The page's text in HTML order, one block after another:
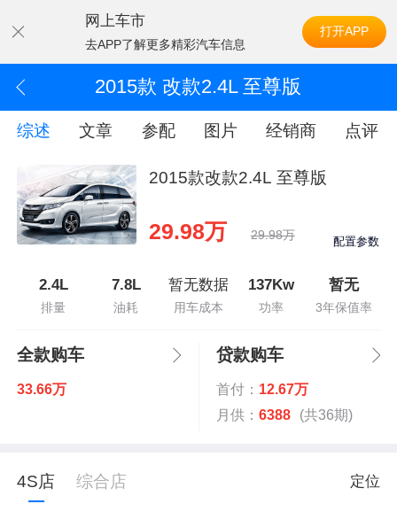
网上车市
去APP了解更多精彩汽车信息
打开APP
2015款 改款2.4L 至尊版
综述 文章 参配 图片 经销商 点评
2015款改款2.4L 至尊版
29.98万 29.98万 配置参数
2.4L
排量
7.8L
油耗
暂无数据
用车成本
137Kw
功率
暂无
3年保值率
全款购车
33.66万
贷款购车
首付： 12.67万
月供： 6388 (共36期)
4S店 综合店 定位